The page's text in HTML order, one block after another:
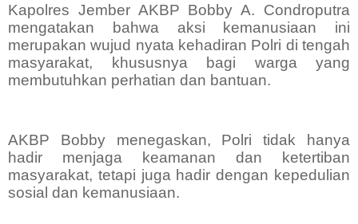
Kapolres Jember AKBP Bobby A. Condroputra
mengatakan bahwa aksi kemanusiaan ini
merupakan wujud nyata kehadiran Polri di tengah
masyarakat, khususnya bagi warga yang
membutuhkan perhatian dan bantuan.
AKBP Bobby menegaskan, Polri tidak hanya
hadir menjaga keamanan dan ketertiban
masyarakat, tetapi juga hadir dengan kepedulian
sosial dan kemanusiaan.